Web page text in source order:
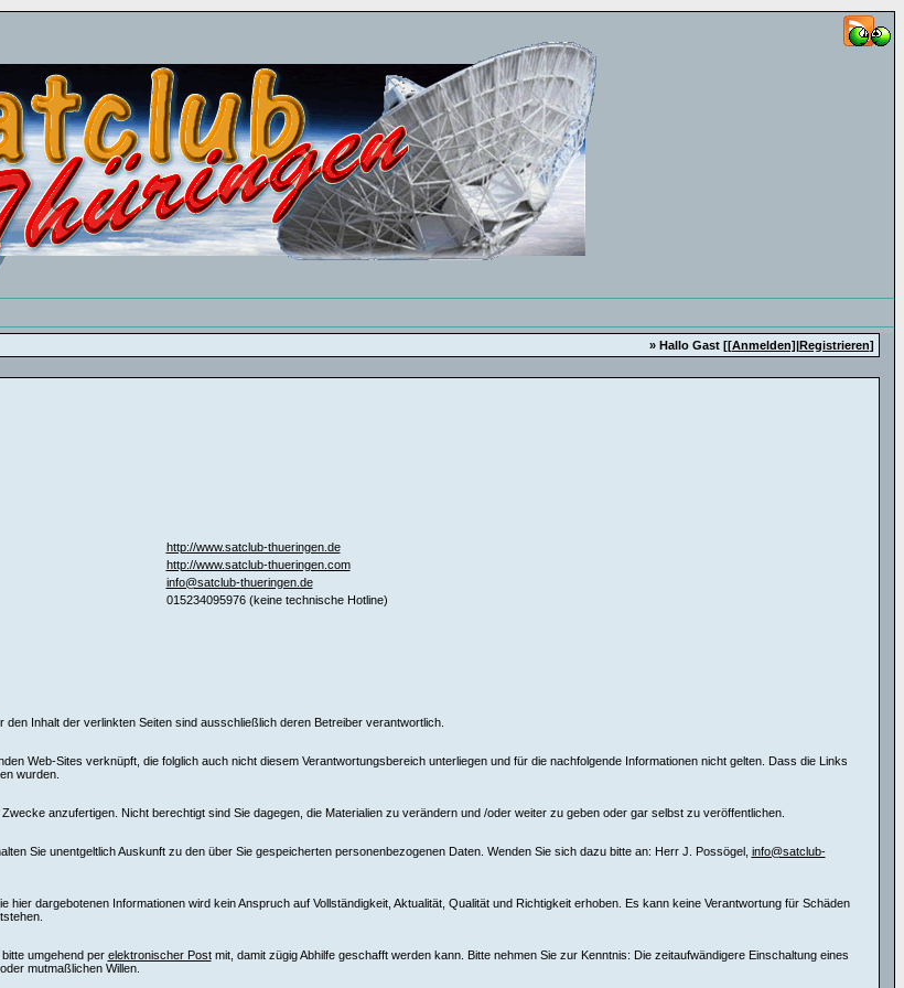
» Hallo Gast [[Anmelden]|Registrieren]
http://www.satclub-thueringen.de
http://www.satclub-thueringen.com
info@satclub-thueringen.de
015234095976 (keine technische Hotline)
Inhalt der verlinkten Seiten sind ausschließlich deren Betreiber verantwortlich.
Web-Sites verknüpft, die folglich auch nicht diesem Verantwortungsbereich unterliegen und für die nachfolgende Informationen nicht gelten. Dass die Links
wurden.
anzufertigen. Nicht berechtigt sind Sie dagegen, die Materialien zu verändern und /oder weiter zu geben oder gar selbst zu veröffentlichen.
Sie unentgeltlich Auskunft zu den über Sie gespeicherten personenbezogenen Daten. Wenden Sie sich dazu bitte an: Herr J. Possögel, info@satclub-
dargebotenen Informationen wird kein Anspruch auf Vollständigkeit, Aktualität, Qualität und Richtigkeit erhoben. Es kann keine Verantwortung für Schäden
umgehend per elektronischer Postmit, damit zügig Abhilfe geschafft werden kann. Bitte nehmen Sie zur Kenntnis: Die zeitaufwändigere Einschaltung eines
mutmaßlichen Willen.